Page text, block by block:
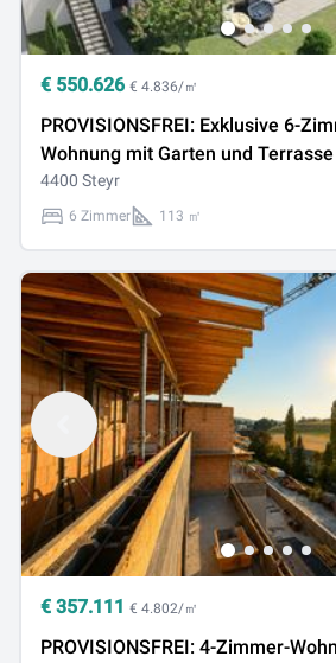
€ 550.626 € 4.836/㎡
PROVISIONSFREI: Exklusive 6-
Wohnung mit Garten und
4400 Steyr
6 Zimmer 113 ㎡
€ 357.111 € 4.802/㎡
PROVISIONSFREI: 4-Zimmer-